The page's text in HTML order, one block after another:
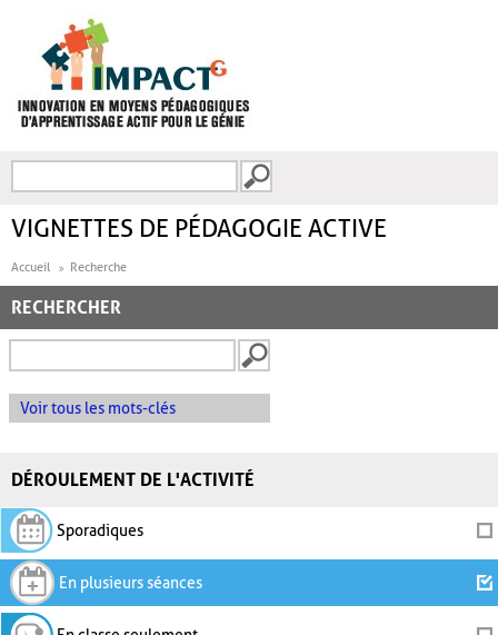
FORMULAIRE DE
VIGNETTES DE PÉDAGOGIE ACTIVE
Accueil Recherche
RECHERCHER
Voir tous les mots-clés
DÉROULEMENT DE L'ACTIVITÉ
Sporadiques
En plusieurs séances